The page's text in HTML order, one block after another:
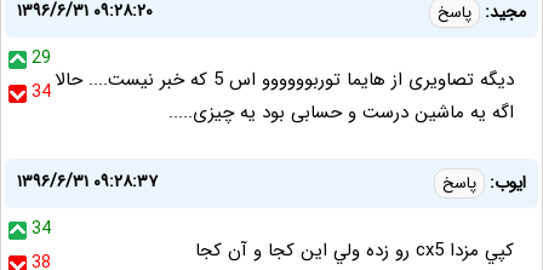
مجید: پاسخ
۱۳۹۶/۶/۳۱ ۰۹:۲۸:۲۰
29
34دیگه تصاویری از هایما توربوووووو اس 5 که خبر نیست.... حالا
اگه یه ماشین درست و حسابی بود یه چیزی.....
ايوب: پاسخ
۱۳۹۶/۶/۳۱ ۰۹:۲۸:۳۷
34
38
كپي مزدا cx5 رو زده ولي اين كجا و آن كجا